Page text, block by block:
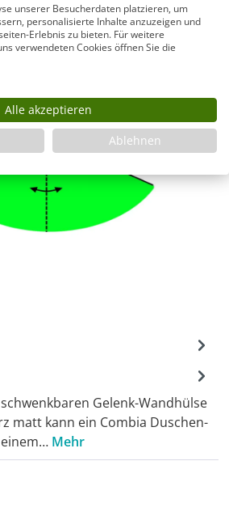
Gelenk-Wandhülse
matt kann ein Combia Duschen-
Mehr
unserer Besucherdaten platzieren, um
personalisierte Inhalte anzuzeigen und
Erlebnis zu bieten. Für weitere
verwendeten Cookies öffnen Sie die
Alle akzeptieren
Ablehnen